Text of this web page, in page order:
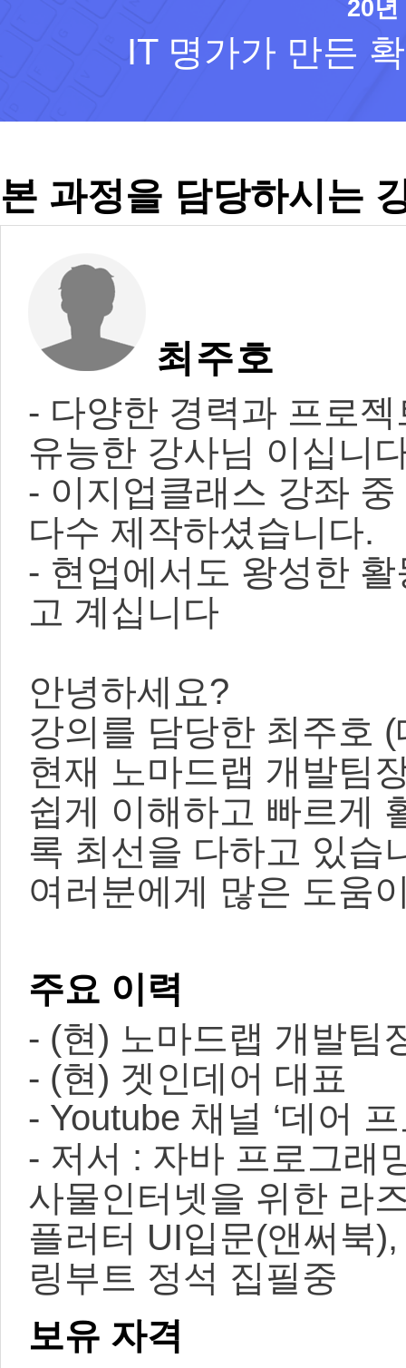
20년
IT 명가가 만든
본 과정을 담당하시는
최주호
- 다양한 경력과 프로
유능한 강사님 이십니
- 이지업클래스 강좌
다수 제작하셨습니다.
- 현업에서도 왕성한
고 계십니다
안녕하세요?
강의를 담당한 최주호
현재 노마드랩 개발팀
쉽게 이해하고 빠르게
록 최선을 다하고 있습
여러분에게 많은 도움
주요 이력
- (현) 노마드랩 개발팀
- (현) 겟인데어 대표
- Youtube 채널 ‘데어
- 저서 : 자바 프로그래
사물인터넷을 위한 라
플러터 UI입문(앤써북
링부트 정석 집필중
보유 자격